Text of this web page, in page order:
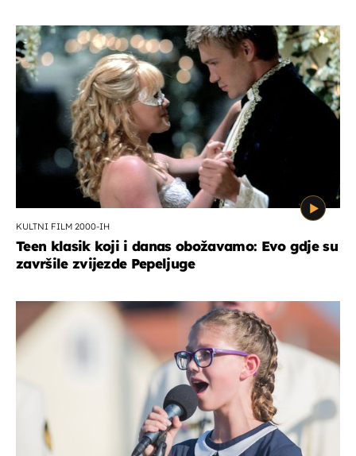
KULTNI FILM 2000-IH
Teen klasik koji i danas obožavamo: Evo gdje su
završile zvijezde Pepeljuge